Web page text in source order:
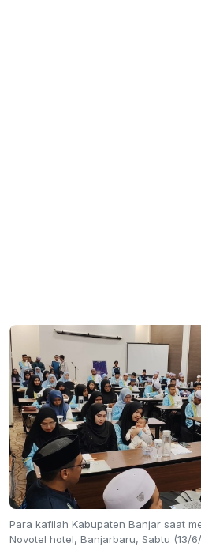
Para kafilah Kabupaten Banjar saat
Novotel hotel, Banjarbaru, Sabtu (13/